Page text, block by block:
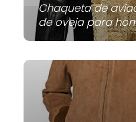
Chaqueta de
de oveja para